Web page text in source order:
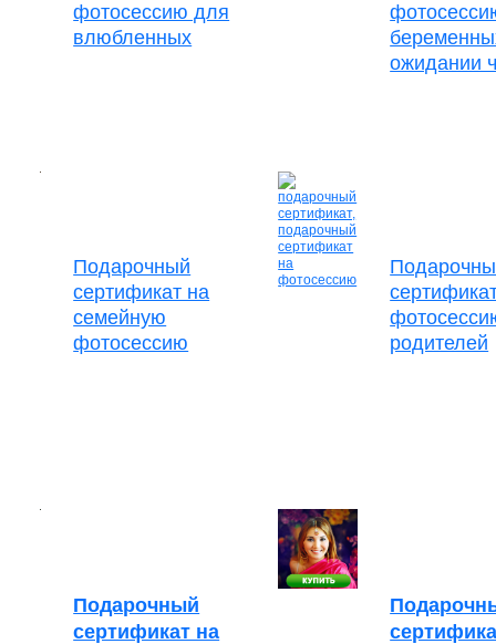
фотосессию для
влюбленных
ожидании
Подарочный
сертификат на
семейную
фотосессию
родителей
Подарочный
сертификат на